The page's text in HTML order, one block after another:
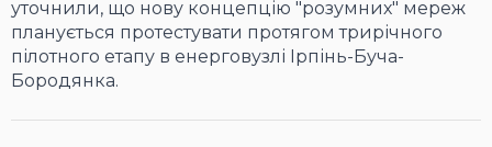
уточнили, що нову концепцію "розумних" мереж
планується протестувати протягом трирічного
пілотного етапу в енерговузлі Ірпінь-Буча-
Бородянка.